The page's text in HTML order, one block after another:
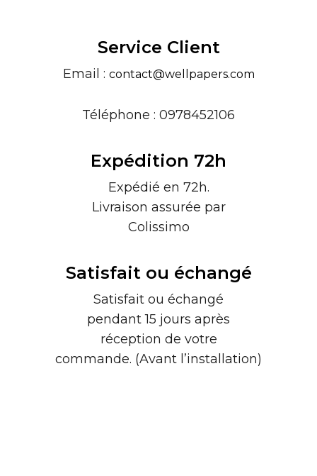
Service Client
Email : contact@wellpapers.com
Téléphone : 0978452106
Expédition 72h
Expédié en 72h.
Livraison assurée par
Colissimo
Satisfait ou échangé
Satisfait ou échangé
pendant 15 jours après
réception de votre
commande. (Avant l’installation)